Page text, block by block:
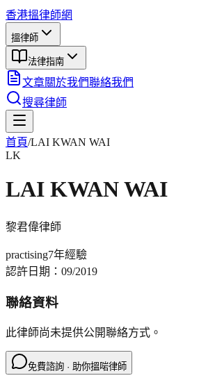
香港搵律師網
搵律師
法律指南
文章關於我們聯絡我們
搜尋律師
首頁/LAI KWAN WAI
LK
LAI KWAN WAI
黎君偉律師
practising7年經驗
認許日期： 09/2019
聯絡資料
此律師尚未提供公開聯絡方式。
免費諮詢 · 助你搵啱律師